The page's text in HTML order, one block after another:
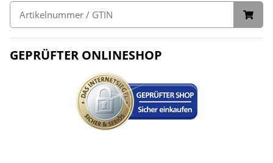
GEPRÜFTER ONLINESHOP